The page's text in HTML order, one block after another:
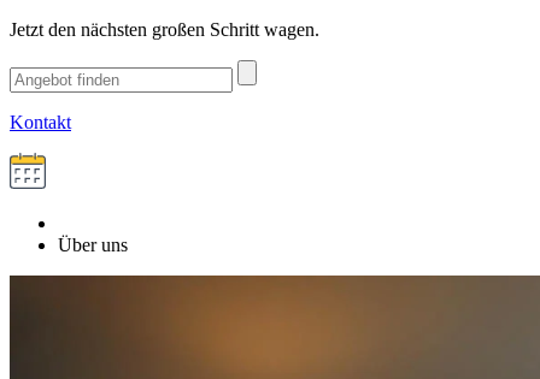
Jetzt den nächsten großen Schritt wagen.
Kontakt
Über uns